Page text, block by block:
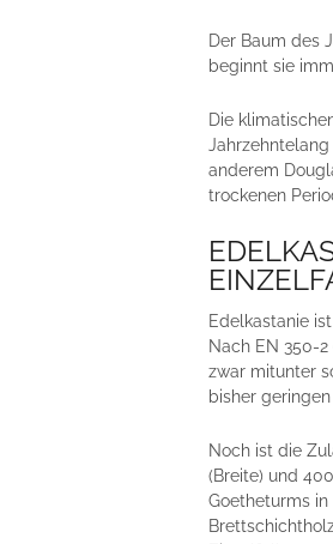
Der Baum des
beginnt sie
Die
anderem
trockenen
Edelkastanie
Nach EN 350-
zwar mitunter
bisher
Noch ist die
(Breite) und
Goetheturms